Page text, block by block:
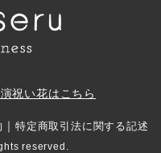
祝い花はこちら
｜ 特定商取引法に関する記述
reserved.